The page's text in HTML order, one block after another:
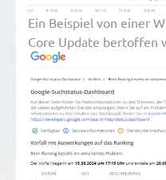
Ein Beispiel von einer
Core Update bertoffen